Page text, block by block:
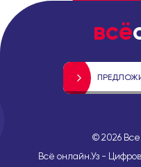
всё
©2026Все
Всё онлайн.Уз -